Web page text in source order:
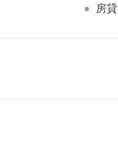
房貸